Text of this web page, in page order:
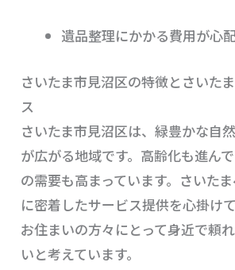
遺品整理にかかる費用が心
さいたま市見沼区の特徴とさいた
ス
さいたま市見沼区は、緑豊かな自
が広がる地域です。高齢化も進ん
の需要も高まっています。さいた
に密着したサービス提供を心掛け
お住まいの方々にとって身近で頼
いと考えています。